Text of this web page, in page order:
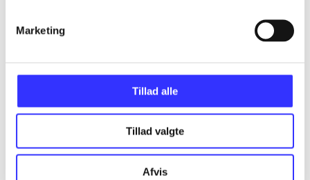
Marketing
Tillad alle
Tillad valgte
Afvis
...
...